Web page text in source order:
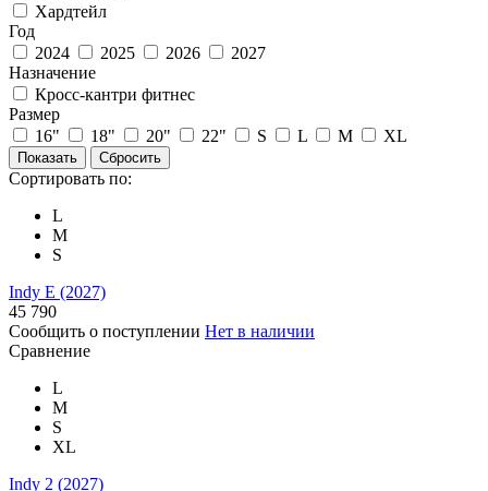
Хардтейл
Год
2024
2025 2026
2027
Назначение
Кросс-кантри фитнес
Размер
16"
18" 20" 22" S L M XL
Сортировать по:
L
M
S
Indy E (2027)
45 790
Сообщить о поступлении Нет в наличии
Сравнение
L
M
S
XL
Indy 2 (2027)